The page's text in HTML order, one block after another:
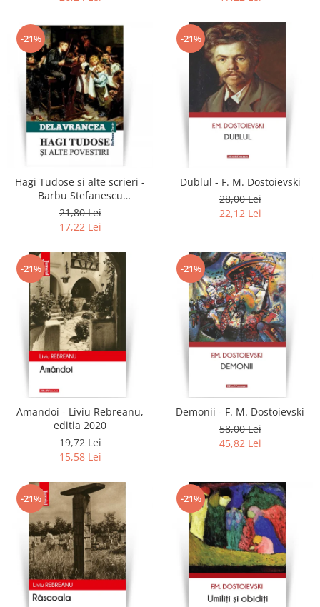
-21%
Hagi Tudose si alte scrieri -
Barbu Stefanescu
Delavrancea
21,80 Lei
17,22 Lei
-21%
Dublul - F. M. Dostoievski
28,00 Lei
22,12 Lei
-21%
Amandoi - Liviu Rebreanu,
editia 2020
19,72 Lei
15,58 Lei
-21%
Demonii - F. M. Dostoievski
58,00 Lei
45,82 Lei
-21% -21%